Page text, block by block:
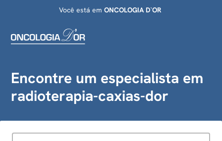
Você está em ONCOLOGIA D`OR
Encontre um especialista em
radioterapia-caxias-dor
ESPECIALIDADE